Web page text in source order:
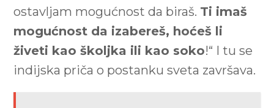
ostavljam mogućnost da biraš. Ti imaš
mogućnost da izabereš, hoćeš li
živeti kao školjka ili kao soko!“ I tu se
indijska priča o postanku sveta završava.